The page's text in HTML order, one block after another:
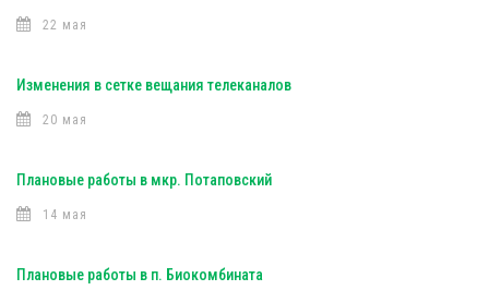
22 мая
Изменения в сетке вещания телеканалов
20 мая
Плановые работы в мкр. Потаповский
14 мая
Плановые работы в п. Биокомбината